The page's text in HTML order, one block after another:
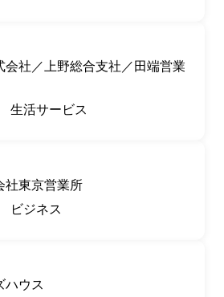
会社／上野総合支社／田端営業
生活サービス
社東京営業所
ビジネス
ハウス